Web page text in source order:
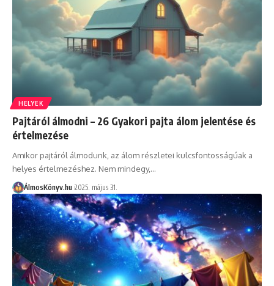
HELYEK
Pajtáról álmodni – 26 Gyakori pajta álom jelentése és
értelmezése
Amikor pajtáról álmodunk, az álom részletei kulcsfontosságúak a
helyes értelmezéshez. Nem mindegy,…
ÁlmosKönyv.hu 2025. május 31.